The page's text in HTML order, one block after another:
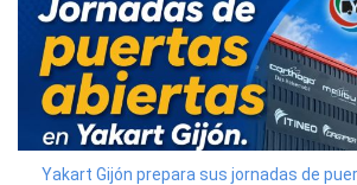
Yakart Gijón prepara sus jornadas de